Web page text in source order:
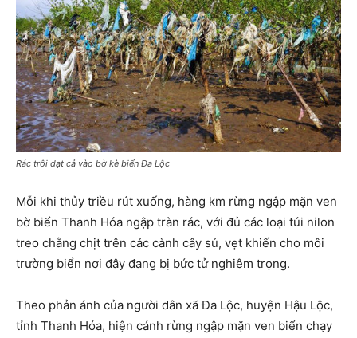
Rác trôi dạt cả vào bờ kè biển Đa Lộc
Mỗi khi thủy triều rút xuống, hàng km rừng ngập mặn ven
bờ biển Thanh Hóa ngập tràn rác, với đủ các loại túi nilon
treo chằng chịt trên các cành cây sú, vẹt khiến cho môi
trường biển nơi đây đang bị bức tử nghiêm trọng.
Theo phản ánh của người dân xã Đa Lộc, huyện Hậu Lộc,
tỉnh Thanh Hóa, hiện cánh rừng ngập mặn ven biển chạy